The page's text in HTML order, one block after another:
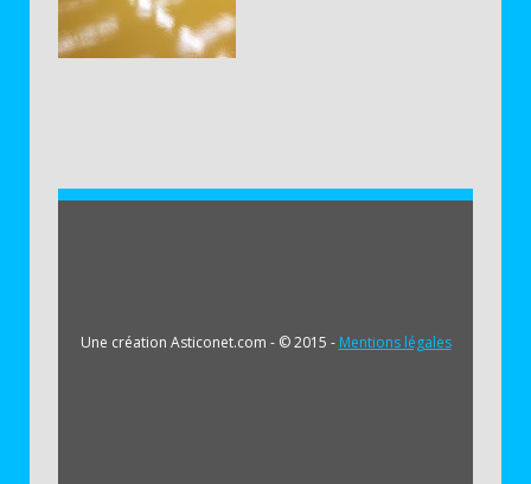
Une création Asticonet.com - © 2015 - Mentions légales